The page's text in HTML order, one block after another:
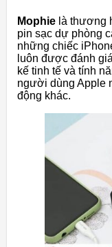
Mophie là thương
pin sạc dự phòng
những chiếc
luôn được đánh
kế tinh tế và tính
người dùng Apple
động khác.